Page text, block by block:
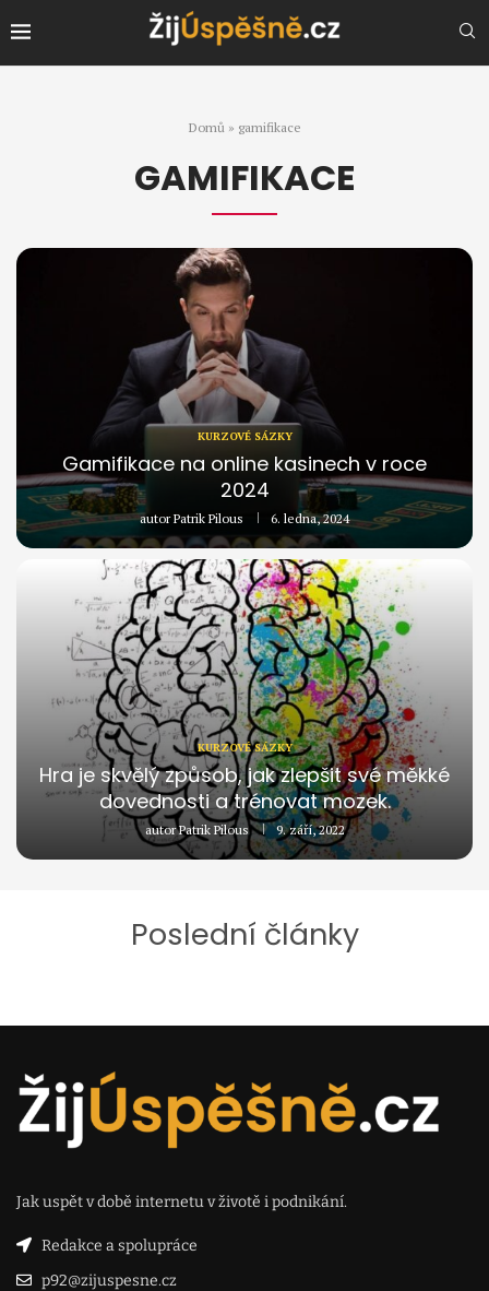
Domů » gamifikace
GAMIFIKACE
KURZOVÉ SÁZKY
Gamifikace na online kasinech v roce
2024
autorPatrik Pilous 6. ledna, 2024
KURZOVÉ SÁZKY
Hra je skvělý způsob, jak zlepšit své měkké
dovednosti a trénovat mozek.
autorPatrik Pilous 9. září, 2022
Poslední články
Jak uspět v době internetu v životě i podnikání.
Redakce a spolupráce
p92@zijuspesne.cz